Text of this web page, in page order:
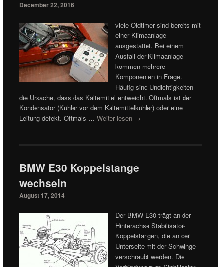
December 22, 2016
viele Oldtimer sind bereits mit
einer Klimaanlage
ausgestattet. Bei einem
Ausfall der Klimaanlage
kommen mehrere
Komponenten in Frage.
Häufig sind Undichtigkeiten
die Ursache, dass das Kältemittel entweicht. Oftmals ist der
Kondensator (Kühler vor dem Kältemittelkühler) oder eine
Leitung defekt. Oftmals …Weiter lesen →
BMW E30 Koppelstange
wechseln
August 17, 2014
Der BMW E30 trägt an der
Hinterachse Stabilisator-
Koppelstangen, die an der
Unterseite mit der Schwinge
verschraubt werden. Die